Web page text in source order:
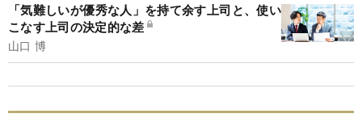
「気難しいが優秀な人」を持て余す上司と、使い
こなす上司の決定的な差
山口 博